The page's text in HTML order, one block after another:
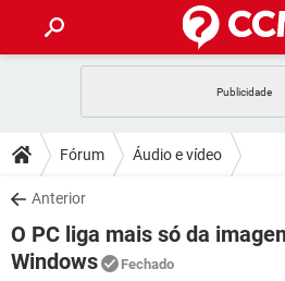
CELULAR
OUTLOOK
INSTAGRAM
GUIA DE COMPRAS
DICAS
JOGOS
OUTLOOK
DOWNLOADS
JOGOS
CELULAR
FÓRUM
Fórum Áudio e vídeo
Anterior
O PC liga mais só da
Windows
Fechado